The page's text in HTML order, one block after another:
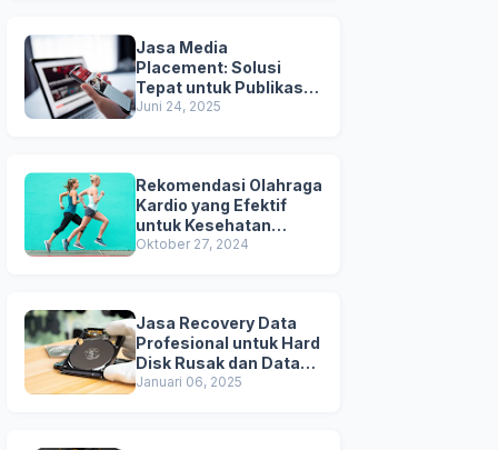
Jasa Media
Placement: Solusi
Tepat untuk Publikasi &
Kredibilitas Brand
Juni 24, 2025
Rekomendasi Olahraga
Kardio yang Efektif
untuk Kesehatan
Jantung
Oktober 27, 2024
Jasa Recovery Data
Profesional untuk Hard
Disk Rusak dan Data
Terhapus
Januari 06, 2025